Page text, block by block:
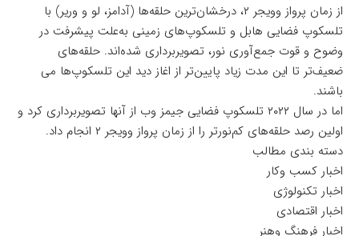
از زمان پرواز وویجر ۲، درخشان‌ترین حلقه‌ها (آدامز، لو و وریر) با
تلسکوپ فضایی هابل و تلسکوپ‌های زمینی به‌علت پیشرفت در
وضوح و قوت جمع‌آوری نور، تصویربرداری شده‌اند. حلقه‌های
ضعیف‌تر تا این مدت زیاد پایین‌تر از اغاز دید این تلسکوپ‌ها می
باشند.
اما در سال ۲۰۲۲ تلسکوپ فضایی جیمز وب از آنها تصویربرداری کرد و
اولین رصد حلقه‌های کم‌نورتر را از زمان پرواز وویجر ۲ انجام داد.
دسته بندی مطالب
اخبار کسب وکار
اخبار تکنولوژی
اخبار اقتصادی
اخبار فرهنگ وهنر